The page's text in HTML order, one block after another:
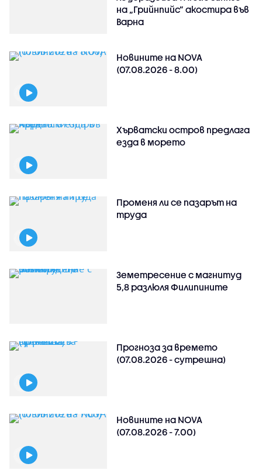
на „Грийнпийс” акостира във
Варна
Новините на NOVA
(07.08.2026 - 8.00)
Хърватски остров предлага
езда в морето
Променя ли се пазарът на
труда
Земетресение с магнитуд
5,8 разлюля Филипините
Прогноза за времето
(07.08.2026 - сутрешна)
Новините на NOVA
(07.08.2026 - 7.00)